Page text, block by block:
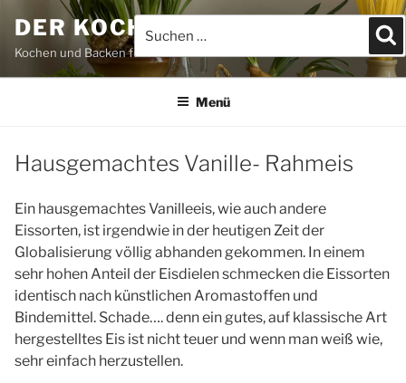
Inhalt
springen
DER KOCHBLOG
Kochen und Backen für JEDEFRAU & JEDERMANN
Suchen
nach:
Menü
Hausgemachtes Vanille- Rahmeis
Ein hausgemachtes Vanilleeis, wie auch andere
Eissorten, ist irgendwie in der heutigen Zeit der
Globalisierung völlig abhanden gekommen. In einem
sehr hohen Anteil der Eisdielen schmecken die Eissorten
identisch nach künstlichen Aromastoffen und
Bindemittel. Schade…. denn ein gutes, auf klassische Art
hergestelltes Eis ist nicht teuer und wenn man weiß wie,
sehr einfach herzustellen.